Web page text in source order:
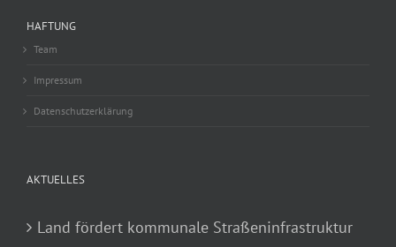
HAFTUNG
Team
Impressum
Datenschutzerklärung
AKTUELLES
Land fördert kommunale Straßeninfrastruktur